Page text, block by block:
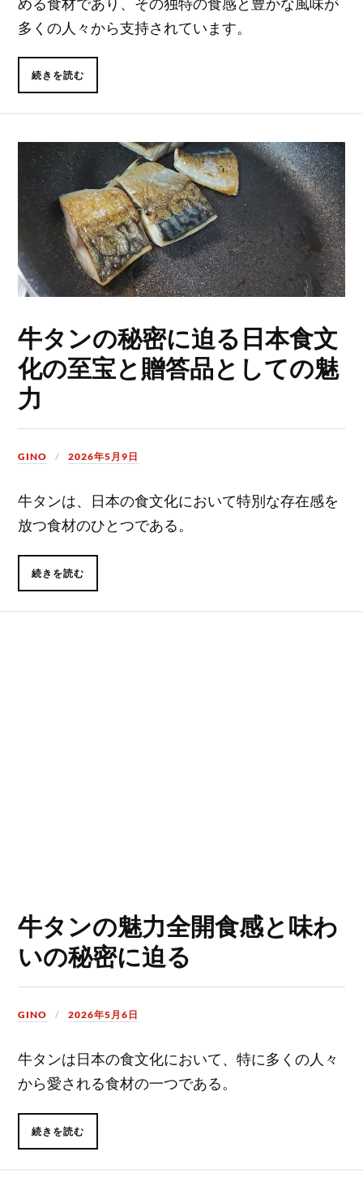
多くの人々から支持されています。
続きを読む
牛タンの秘密に迫る日本食文
化の至宝と贈答品としての魅
力
GINO 2026年5月9日
牛タンは、日本の食文化において特別な存在感を
放つ食材のひとつである。
続きを読む
牛タンの魅力全開食感と味わ
いの秘密に迫る
GINO 2026年5月6日
牛タンは日本の食文化において、特に多くの人々
から愛される食材の一つである。
続きを読む